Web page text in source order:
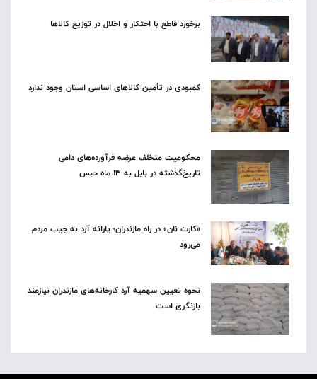
برخورد قاطع با احتکار و اخلال در توزیع کالاها
کمبودی در تأمین کالاهای اساسی استان وجود ندارد
محکومیت متخلف عرضه فرآورده‌های دامی
تاریخ‌گذشته در بابل به ۱۳ ماه حبس
«کارت نان» در راه مازندران؛ یارانه آرد به جیب مردم
می‌رود
نحوه تعیین سهمیه آرد کارخانه‌های مازندران نیازمند
بازنگری است